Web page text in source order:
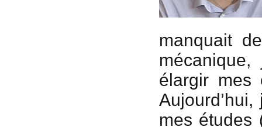
manquait
élargir mes
mes études